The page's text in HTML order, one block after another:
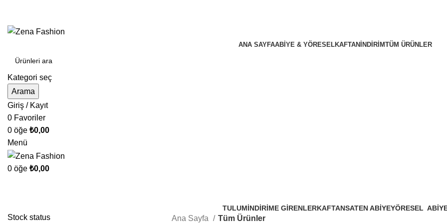
ANA SAYFAABIYE & YÖRESELKAFTAN İNDIRIMTÜM ÜRÜNLER
Kategori seç
Arama
Giriş / Kayıt
0 Favoriler
0 öğe ₺0,00
Menü
0 öğe ₺0,00
TULUMİNDIRIME GIRENLERKAFTANSATEN ABIYEYÖRESEL
Stock status Ana Sayfa Tüm Ürünler